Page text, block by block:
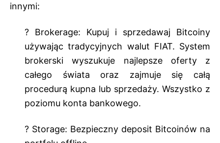
innymi:
? Brokerage: Kupuj i sprzedawaj Bitcoiny
używając tradycyjnych walut FIAT. System
brokerski wyszukuje najlepsze oferty z
całego świata oraz zajmuje się całą
procedurą kupna lub sprzedaży. Wszystko z
poziomu konta bankowego.
? Storage: Bezpieczny deposit Bitcoinów na